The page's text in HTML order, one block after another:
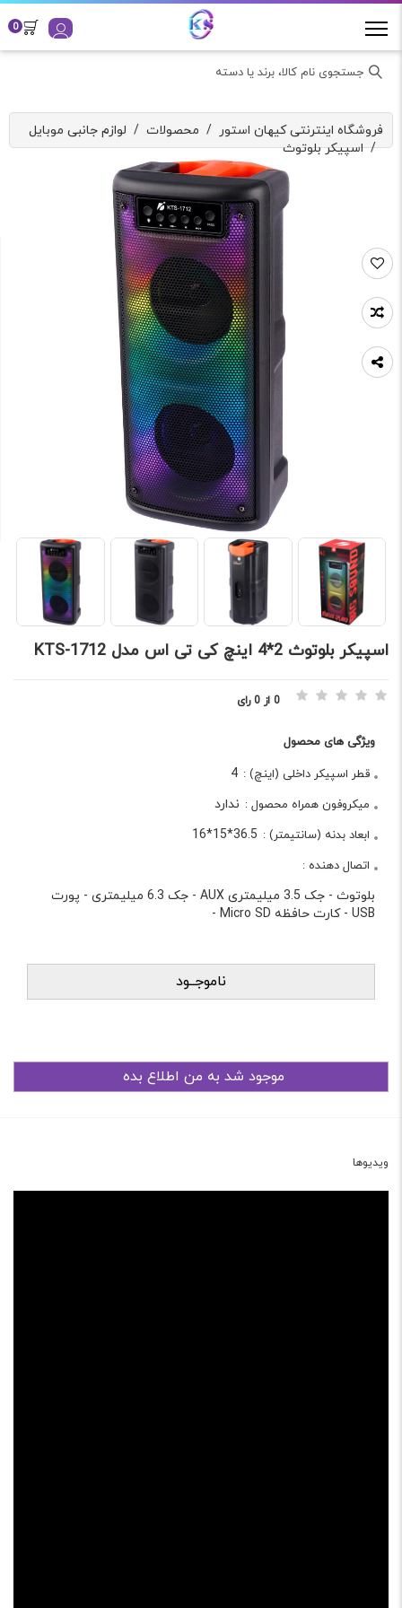
0
جستجوی نام کالا، برند یا دسته
فروشگاه اینترنتی کیهان استور / محصولات / لوازم جانبی موبایل
/اسپیکر بلوتوث
اسپيکر بلوتوث 2*4 اينچ کی تی اس مدل KTS-1712
0 از 0 رای
ویژگی های محصول
قطر اسپیکر داخلی (اینچ) : 4
میکروفون همراه محصول : ندارد
ابعاد بدنه (سانتیمتر) : 36.5*15*16
اتصال دهنده :
بلوتوث - جک 3.5 میلیمتری AUX - جک 6.3 میلیمتری - پورت
USB
- کارت حافظه Micro SD -
ناموجــود
ویدیوها